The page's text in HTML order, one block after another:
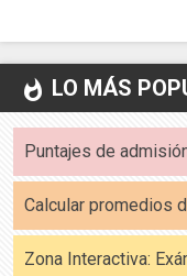
whatshot LO MÁS
Puntajes de
Calcular promedios
Zona Interactiva: